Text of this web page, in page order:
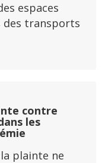
espaces
des transports
contre
les
plainte ne